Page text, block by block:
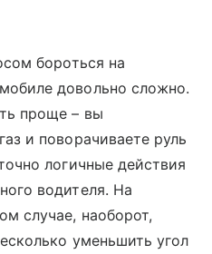
бороться на
довольно сложно.
проще – вы
и поворачиваете руль
логичные действия
водителя. На
случае, наоборот,
уменьшить угол